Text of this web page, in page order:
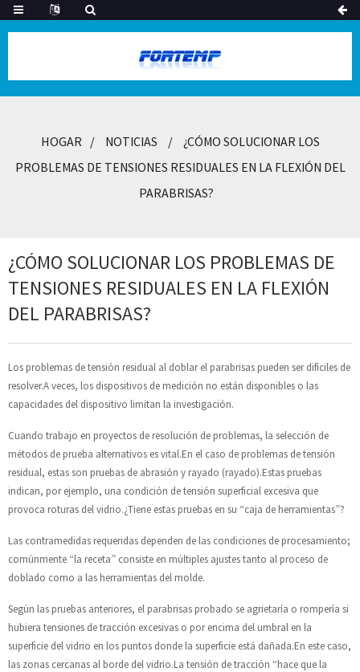
HOGAR NOTICIAS
¿CÓMO SOLUCIONAR LOS
PROBLEMAS DE TENSIONES RESIDUALES EN LA FLEXIÓN DEL
PARABRISAS?
¿CÓMO SOLUCIONAR LOS PROBLEMAS DE
TENSIONES RESIDUALES EN LA FLEXIÓN
DEL PARABRISAS?
Los problemas de tensión residual al doblar el parabrisas pueden ser difíciles de
resolver.A veces, los dispositivos de medición no están disponibles o las
capacidades del dispositivo limitan la investigación.
Cuando trabajo en proyectos de resolución de problemas, la selección de
métodos de prueba alternativos es vital.En el caso de problemas de tensión
residual, estas son pruebas de abrasión y rayado (rayado).Estas pruebas
indican, por ejemplo, una condición de tensión superficial excesiva que
provoca roturas del vidrio.¿Tiene estas pruebas en su “caja de herramientas”?
Las contramedidas requeridas dependen de las condiciones de procesamiento;
comúnmente “la receta” consiste en múltiples ajustes tanto al proceso de
doblado como a las herramientas del molde.
Según las pruebas anteriores, el parabrisas probado se agrietaría o rompería si
hubiera tensiones de tracción excesivas o por encima del umbral en la
superficie del vidrio en los puntos donde la superficie está dañada.En este caso,
las zonas cercanas al borde del vidrio.La tensión de tracción “hace que la